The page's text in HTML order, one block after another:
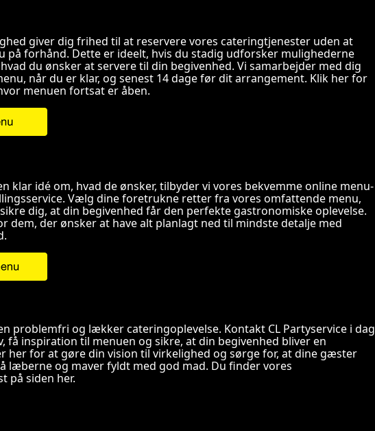
giver dig frihed til at reservere vores cateringtjenester uden at
på forhånd. Dette er ideelt, hvis du stadig udforsker mulighederne
du ønsker at servere til din begivenhed. Vi samarbejder med dig
når du er klar, og senest 14 dage før dit arrangement. Klik her for
menuen fortsat er åben.
klar idé om, hvad de ønsker, tilbyder vi vores bekvemme online menu-
Vælg dine foretrukne retter fra vores omfattende menu,
dig, at din begivenhed får den perfekte gastronomiske oplevelse.
dem, der ønsker at have alt planlagt ned til mindste detalje med
problemfri og lækker cateringoplevelse. Kontakt CL Partyservice i dag
få inspiration til menuen og sikre, at din begivenhed bliver en
her for at gøre din vision til virkelighed og sørge for, at dine gæster
læberne og maver fyldt med god mad. Du finder vores
på siden her.